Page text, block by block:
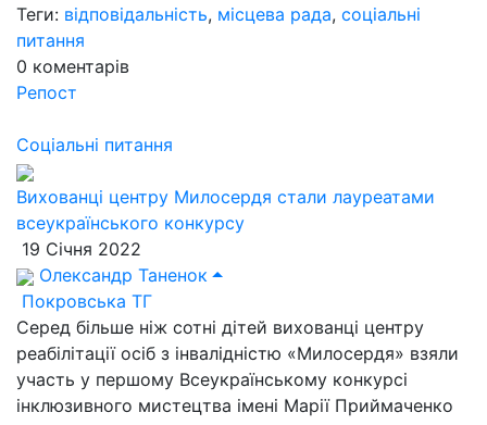
Теги: відповідальність, місцева рада, соціальні
питання
0 коментарів
Репост
Соціальні питання
Вихованці центру Милосердя стали лауреатами
всеукраїнського конкурсу
19 Січня 2022
Олександр Таненок
Покровська ТГ
Серед більше ніж сотні дітей вихованці центру
реабілітації осіб з інвалідністю «Милосердя» взяли
участь у першому Всеукраїнському конкурсі
інклюзивного мистецтва імені Марії Приймаченко